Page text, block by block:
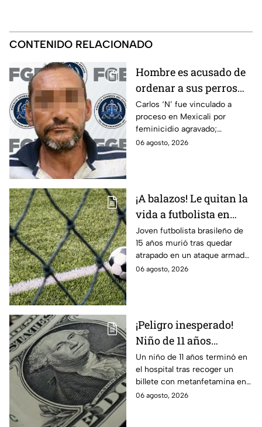
CONTENIDO RELACIONADO
Hombre es acusado de
ordenar a sus perros
atacar a su hermana
con discapacidad
auditiva en Mexicali; lo
procesan por
Carlos ‘N’ fue vinculado a
proceso en Mexicali por
feminicidio agravado;
autoridades señalan un
06 agosto, 2026
¡A balazos! Le quitan la
vida a futbolista en
pleno partido
Joven futbolista brasileño de
15 años murió tras quedar
atrapado en un ataque armado
en Maceió. Autoridades
06 agosto, 2026
¡Peligro inesperado!
Niño de 11 años
termina en el hospital
tras recoger un billete
del suelo
Un niño de 11 años terminó en
el hospital tras recoger un
billete con metanfetamina en
Alabama. Autoridades
06 agosto, 2026